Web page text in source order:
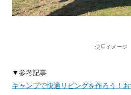
使用イメージ
▼参考記事
キャンプで快適リビングを作ろう！